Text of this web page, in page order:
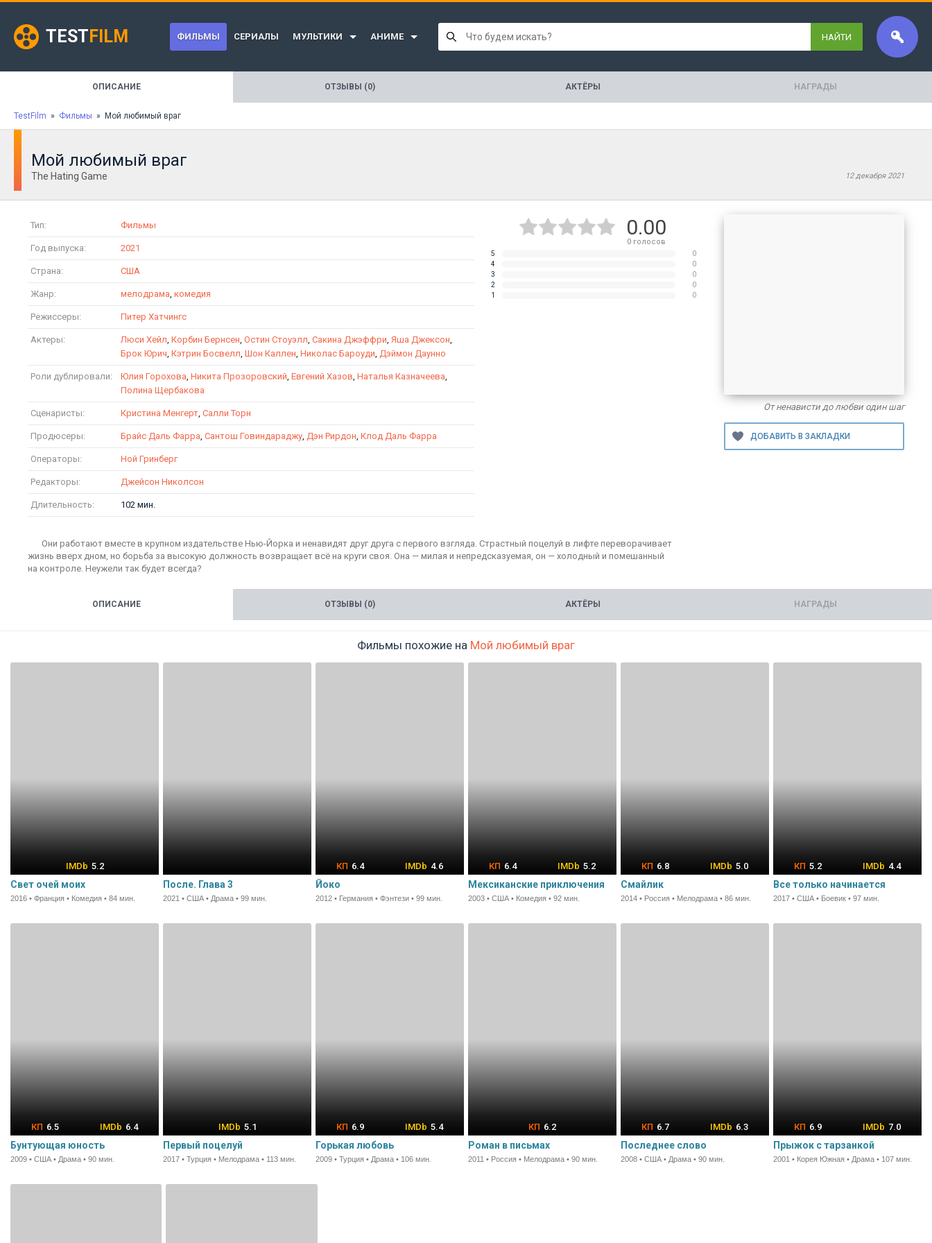
TEST FILM ФИЛЬМЫ СЕРИАЛЫ МУЛЬТИКИ АНИМЕ НАЙТИ
ОПИСАНИЕ ОТЗЫВЫ (0) АКТЁРЫ НАГРАДЫ
TestFilm » Фильмы » Мой любимый враг
Мой любимый враг
The Hating Game 12 декабря 2021
Тип: Фильмы
Год выпуска: 2021
Страна: США
Жанр: мелодрама, комедия
Режиссеры: Питер Хатчингс
Актеры: Люси Хейл, Корбин Бернсен, Остин Стоуэлл, Сакина Джэффри, Яша Джексон,
Брок Юрич, Кэтрин Босвелл, Шон Каллен, Николас Бароуди, Дэймон Даунно
Роли дублировали: Юлия Горохова, Никита Прозоровский, Евгений Хазов, Наталья Казначеева,
Полина Щербакова
Сценаристы: Кристина Менгерт, Салли Торн
Продюсеры: Брайс Даль Фарра, Сантош Говиндараджу, Дэн Рирдон, Клод Даль Фарра
Операторы: Ной Гринберг
Редакторы: Джейсон Николсон
Длительность: 102 мин.
0.00
0голосов
5
0
4
0
3
0
2
0
1
0
Они работают вместе в крупном издательстве Нью-Йорка и ненавидят друг друга с первого взгляда. Страстный поцелуй в лифте переворачивает
жизнь вверх дном, но борьба за высокую должность возвращает всё на круги своя. Она — милая и непредсказуемая, он — холодный и помешанный
на контроле. Неужели так будет всегда?
От ненависти до любви один шаг
ОПИСАНИЕ ОТЗЫВЫ (0) АКТЁРЫ НАГРАДЫ
Фильмы похожие на Мой любимый враг
5.2
Свет очей моих
2016 • Франция • Комедия • 84 мин.
После. Глава 3
2021 • США • Драма • 99 мин.
6.4 4.6
Йоко
2012 • Германия • Фэнтези • 99 мин.
6.4 5.2
Мексиканские приключения
2003 • США • Комедия • 92 мин.
6.8 5.0
Смайлик
2014 • Россия • Мелодрама • 86 мин.
5.2 4.4
Все только начинается
2017 • США • Боевик • 97 мин.
6.5 6.4
Бунтующая юность
2009 • США • Драма • 90 мин.
5.1
Первый поцелуй
2017 • Турция • Мелодрама • 113 мин.
6.9 5.4
Горькая любовь
2009 • Турция • Драма • 106 мин.
6.2
Роман в письмах
2011 • Россия • Мелодрама • 90 мин.
6.7 6.3
Последнее слово
2008 • США • Драма • 90 мин.
6.9 7.0
Прыжок с тарзанкой
2001 • Корея Южная • Драма • 107 мин.